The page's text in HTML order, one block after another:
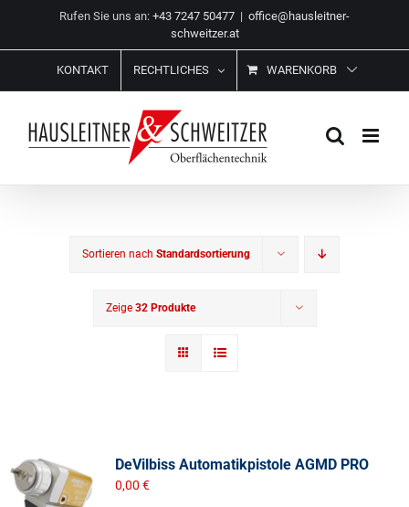
springen
Rufen Sie uns an: +43 7247 50477 | office@hausleitner-
schweitzer.at
KONTAKT RECHTLICHES WARENKORB
Sortieren nach Standardsortierung
Zeige 32 Produkte
DeVilbiss Automatikpistole AGMD PRO
0,00 €